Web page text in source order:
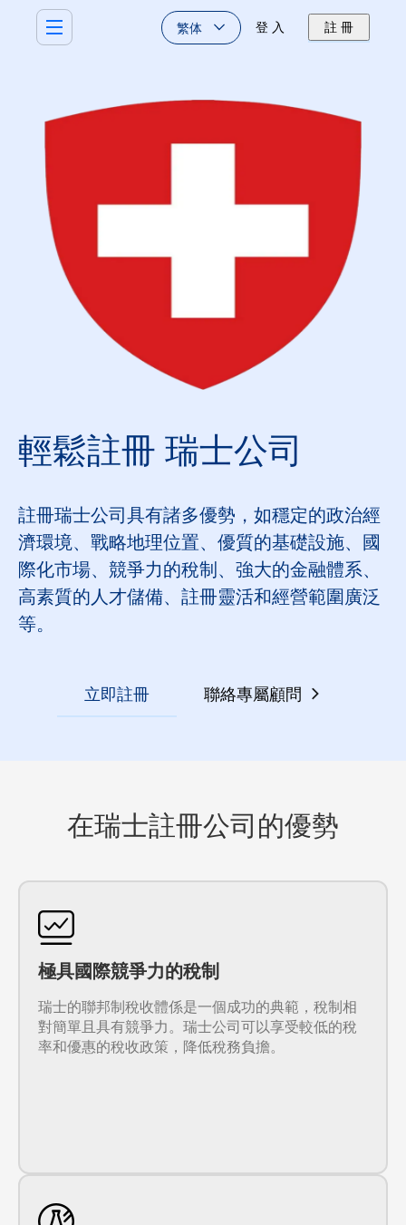
繁体 登 入 註 冊
輕鬆註冊 瑞士公司
註冊瑞士公司具有諸多優勢，如穩定的政治經
濟環境、戰略地理位置、優質的基礎設施、國
際化市場、競爭力的稅制、強大的金融體系、
高素質的人才儲備、註冊靈活和經營範圍廣泛
等。
立即註冊 聯絡專屬顧問
在瑞士註冊公司的優勢
極具國際競爭力的稅制
瑞士的聯邦制稅收體係是一個成功的典範，稅制相
對簡單且具有競爭力。瑞士公司可以享受較低的稅
率和優惠的稅收政策，降低稅務負擔。